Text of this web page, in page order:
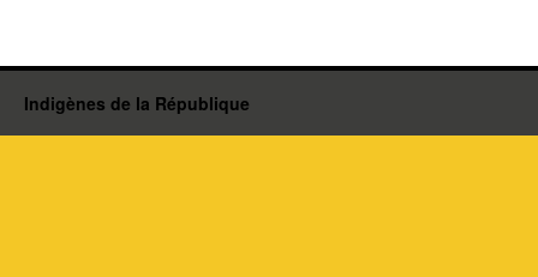
Indigènes de la République